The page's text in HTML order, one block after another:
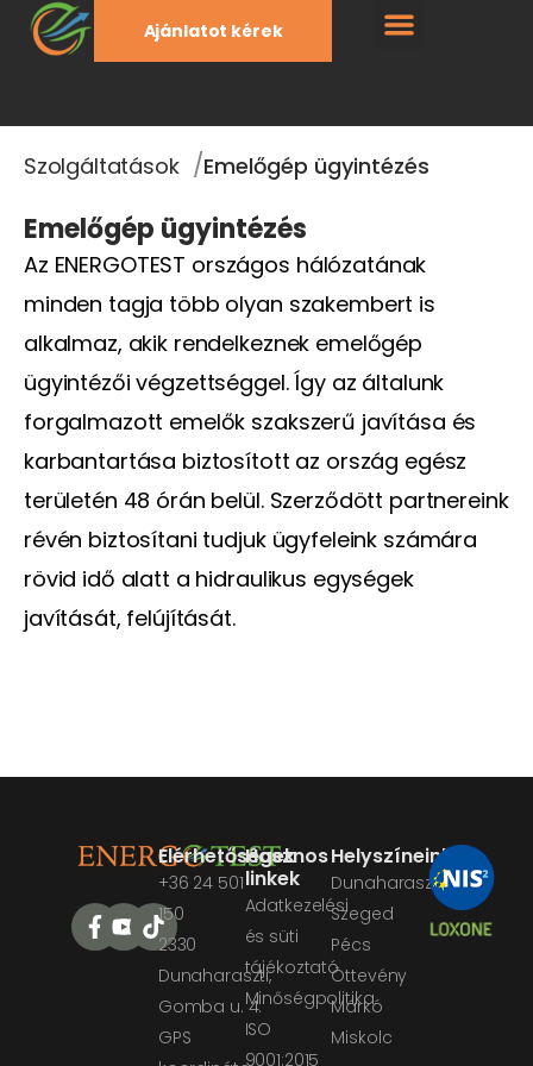
Ajánlatot kérek
Szolgáltatások /Emelőgép ügyintézés
Emelőgép ügyintézés
Az ENERGOTEST országos hálózatának
minden tagja több olyan szakembert is
alkalmaz, akik rendelkeznek emelőgép
ügyintézői végzettséggel. Így az általunk
forgalmazott emelők szakszerű javítása és
karbantartása biztosított az ország egész
területén 48 órán belül. Szerződött partnereink
révén biztosítani tudjuk ügyfeleink számára
rövid idő alatt a hidraulikus egységek
javítását, felújítását.
Elérhetőségek
+36 24 501
150
2330
Dunaharaszti,
Gomba u. 4.
GPS
Hasznos
linkek
Adatkezelési
és süti
tájékoztató
Minőségpolitika
ISO
9001:2015
Helyszíneink
Dunaharaszti
Szeged
Pécs
Öttevény
Márkó
Miskolc